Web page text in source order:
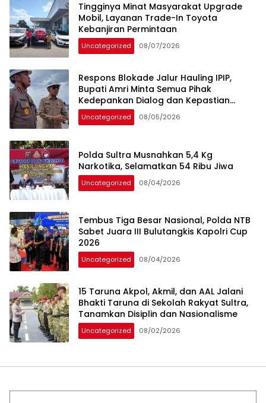
Tingginya Minat Masyarakat Upgrade
Mobil, Layanan Trade-In Toyota
Kebanjiran Permintaan
Uncategorized 08/07/2026
Respons Blokade Jalur Hauling IPIP,
Bupati Amri Minta Semua Pihak
Kedepankan Dialog dan Kepastian
Hukum
Uncategorized 08/05/2026
Polda Sultra Musnahkan 5,4 Kg
Narkotika, Selamatkan 54 Ribu Jiwa
Uncategorized 08/04/2026
Tembus Tiga Besar Nasional, Polda NTB
Sabet Juara III Bulutangkis Kapolri Cup
2026
Uncategorized 08/04/2026
15 Taruna Akpol, Akmil, dan AAL Jalani
Bhakti Taruna di Sekolah Rakyat Sultra,
Tanamkan Disiplin dan Nasionalisme
Uncategorized 08/02/2026